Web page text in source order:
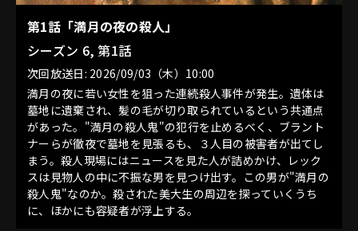
第1話「満月の夜の殺人」
シーズン 6, 第1話
次回放送日: 2026/09/03（木）10:00
満月の夜に若い女性を狙った連続殺人事件が発生。遺体は
墓地に遺棄され、髪の毛が切り取られているという共通点
があった。"満月の殺人鬼"の犯行を止めるべく、ブラント
ナーらが徹夜で墓地を見張るも、３人目の被害者が出てし
まう。殺人現場にはニュースを見た人が詰めかけ、レック
スは見物人の中に不振な男を見つけ出す。この男が"満月の
殺人鬼"なのか。殺された美大生の周辺を探っていくうち
に、ほかにも容疑者が浮上する。